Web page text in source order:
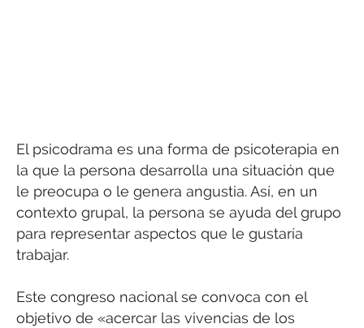
El psicodrama es una forma de psicoterapia en
la que la persona desarrolla una situación que
le preocupa o le genera angustia. Así, en un
contexto grupal, la persona se ayuda del grupo
para representar aspectos que le gustaría
trabajar.
Este congreso nacional se convoca con el
objetivo de «acercar las vivencias de los